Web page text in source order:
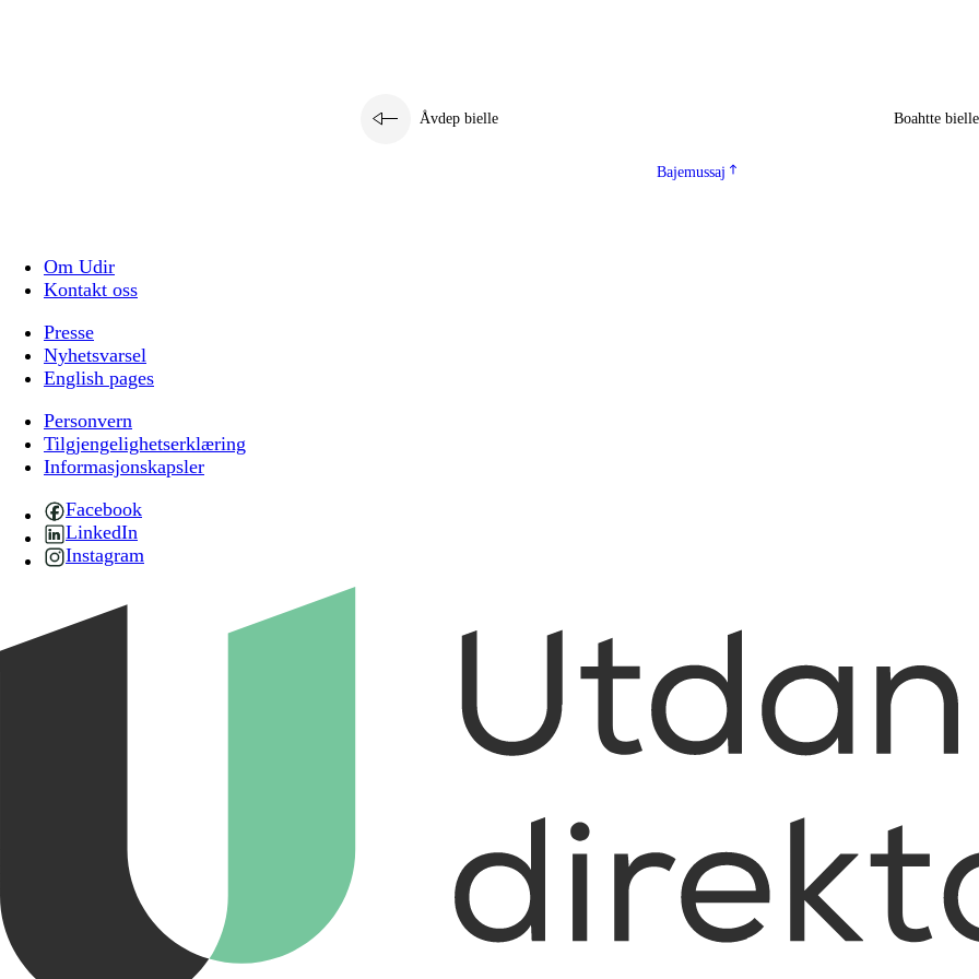
Åvdep bielle Boahtte bielle
Bajemussaj
Om Udir
Kontakt oss
Presse
Nyhetsvarsel
English pages
Personvern
Tilgjengelighetserklæring
Informasjonskapsler
Facebook
LinkedIn
Instagram